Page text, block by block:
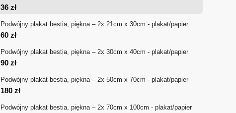
do
36 zł
Podwójny plakat bestia, piękna – 2x 21cm x 30cm - plakat/papier
60 zł
Podwójny plakat bestia, piękna – 2x 30cm x 40cm - plakat/papier
90 zł
Podwójny plakat bestia, piękna – 2x 50cm x 70cm - plakat/papier
180 zł
Podwójny plakat bestia, piękna – 2x 70cm x 100cm - plakat/papier